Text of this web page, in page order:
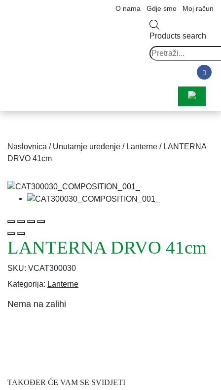
O nama Gdje smo Moj račun
Products search
Naslovnica / Unutarnje uređenje / Lanterne / LANTERNA
DRVO 41cm
LANTERNA DRVO 41cm
SKU: VCAT300030
Kategorija: Lanterne
Nema na zalihi
TAKOĐER ĆE VAM SE SVIDJETI